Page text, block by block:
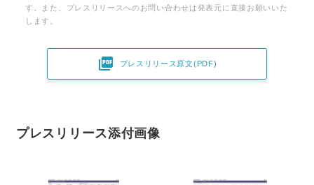
す。また、プレスリリースへのお問い合わせは発表元に直接お願いいた
します。
 プレスリリース原文(PDF)
プレスリリース添付画像